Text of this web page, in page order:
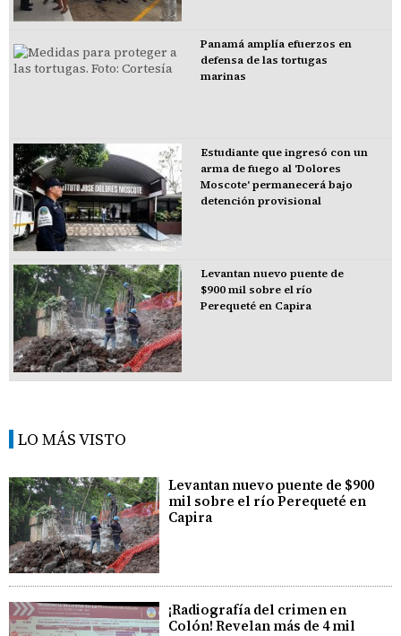
Panamá amplía efuerzos en
defensa de las tortugas
marinas
Estudiante que ingresó con un
arma de fuego al 'Dolores
Moscote' permanecerá bajo
detención provisional
Levantan nuevo puente de
$900 mil sobre el río
Perequeté en Capira
LO MÁS VISTO
Levantan nuevo puente de $900
mil sobre el río Perequeté en
Capira
¡Radiografía del crimen en
Colón! Revelan más de 4 mil